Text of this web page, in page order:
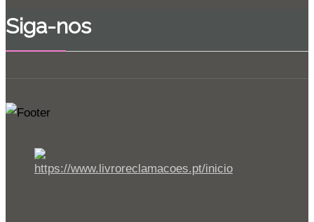
Siga-nos